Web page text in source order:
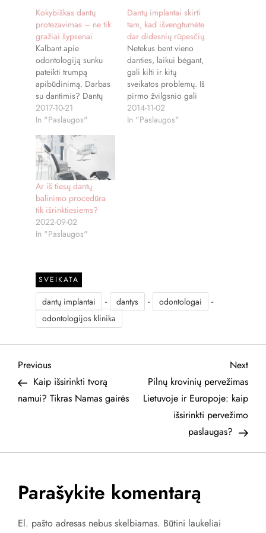
Kokybiškas dantų
protezavimas – ne tik
gražiai šypsenai
Kalbant apie
odontologiją sunku
pateikti trumpą
apibūdinimą. Darbas
su dantimis? Dantų
priežiūra? Dantų
gydymas? Yra itin
procedūrų, atliekamų
odontologo kabinete.
Viena iš jų –
kokybiškas dantų
protezavimas.
Atkreipkite dėmesį,
kad paminėta
„kokybiškas“. Tiesą
sakant, pacientai tikisi
kad dantų gydymas
nėra labai pigi sritis
(tačiau…
2017-10-21
In "Paslaugos"
Dantų implantai skirti
tam, kad išvengtumėte
dar didesnių rūpesčių
Netekus bent vieno
danties, laikui bėgant,
gali kilti ir kitų
sveikatos problemų. Iš
pirmo žvilgsnio gali
pasirodyti, kad tai
negali būti susiję,
2014-11-02
In "Paslaugos"
Ar iš tiesų dantų
balinimo procedūra
tik išrinktiesiems?
2022-09-02
In "Paslaugos"
SVEIKATA
dantų implantai - dantys - odontologai -
odontologijos klinika
N
a
i
g
Previous
Post
Previous
Kaip išsirinkti tvorą
namui? Tikras Namas gairės
Next
Post
Next
Pilnų krovinių pervežimas
Lietuvoje ir Europoje: kaip
išsirinkti pervežimo
paslaugas?
Parašykite komentarą
El. pašto adresas nebus skelbiamas. Būtini laukeliai